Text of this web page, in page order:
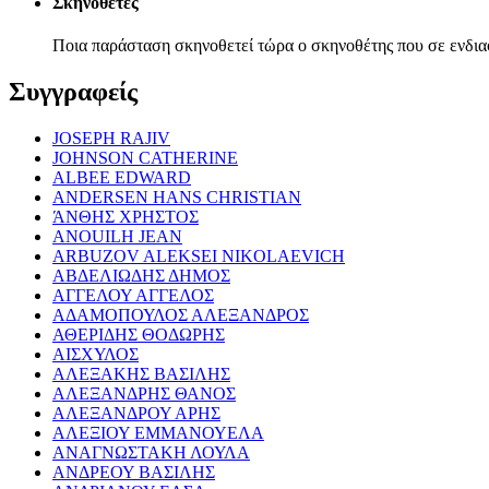
Ποια παράσταση σκηνοθετεί τώρα ο σκηνοθέτης που σε
Συγγραφείς
JOSEPH RAJIV
JOHNSON CATHERINE
ALBEE EDWARD
ANDERSEN HANS CHRISTIAN
ΆΝΘΗΣ ΧΡΗΣΤΟΣ
ANOUILH JEAN
ARBUZOV ALEKSEI NIKOLAEVICH
ΑΒΔΕΛΙΩΔΗΣ ΔΗΜΟΣ
ΑΓΓΕΛΟΥ ΑΓΓΕΛΟΣ
ΑΔΑΜΟΠΟΥΛΟΣ ΑΛΕΞΑΝΔΡΟΣ
ΑΘΕΡΙΔΗΣ ΘΟΔΩΡΗΣ
ΑΙΣΧΥΛΟΣ
ΑΛΕΞΑΚΗΣ ΒΑΣΙΛΗΣ
ΑΛΕΞΑΝΔΡΗΣ ΘΑΝΟΣ
ΑΛΕΞΑΝΔΡΟΥ ΑΡΗΣ
ΑΛΕΞΙΟΥ ΕΜΜΑΝΟΥΕΛΑ
ΑΝΑΓΝΩΣΤΑΚΗ ΛΟΥΛΑ
ΑΝΔΡΕΟΥ ΒΑΣΙΛΗΣ